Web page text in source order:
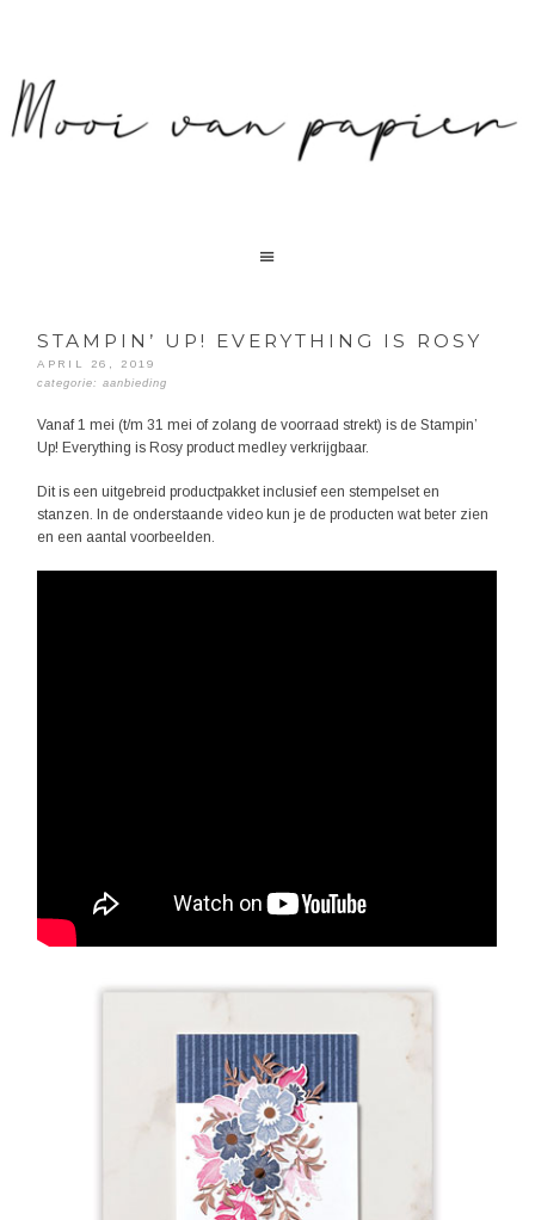
STAMPIN’ UP! EVERYTHING IS ROSY
APRIL 26, 2019
categorie:aanbieding
Vanaf 1 mei (t/m 31 mei of zolang de voorraad strekt) is de Stampin’
Up! Everything is Rosy product medley verkrijgbaar.
Dit is een uitgebreid productpakket inclusief een stempelset en
stanzen. In de onderstaande video kun je de producten wat beter zien
en een aantal voorbeelden.